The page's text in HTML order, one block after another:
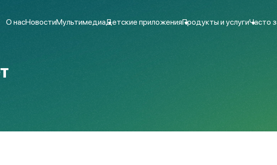
О насНовостиМультимедиаДетские приложенияПродукты и услугиЧасто